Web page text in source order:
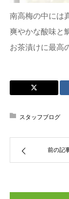
南高梅の中には
爽やかな酸味と
お茶漬けに最高
スタッフブログ
前の記